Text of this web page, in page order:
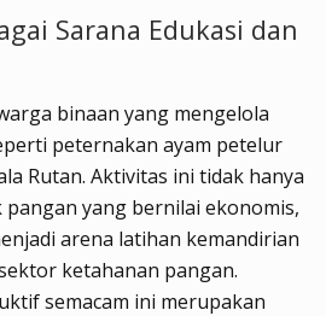
Sarana Edukasi dan
binaan yang mengelola
peternakan ayam petelur
Rutan. Aktivitas ini tidak hanya
yang bernilai ekonomis,
arena latihan kemandirian
ketahanan pangan.
semacam ini merupakan